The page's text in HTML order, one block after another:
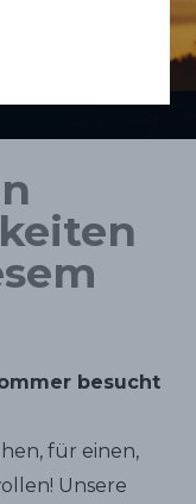
besucht
für einen,
Unsere